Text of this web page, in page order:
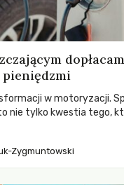
w motoryzacji.
nie tylko kwestia tego,
Zygmuntowski